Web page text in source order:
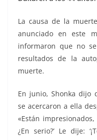
La causa de la
anunciado en este
informaron que no
resultados de la
muerte.
En junio, Shonka dijo
se acercaron a ella
«Están impresionados,
¿En serio?’ Le dije: